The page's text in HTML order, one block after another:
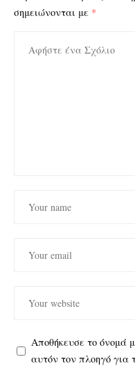
σημειώνονται με *
Αποθήκευσε το όνομά
αυτόν τον πλοηγό για